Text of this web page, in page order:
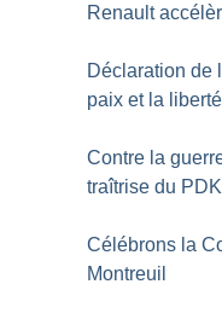
Renault
Déclaration de
paix et la
Contre la
traîtrise du PDK
Célébrons la
Montreuil